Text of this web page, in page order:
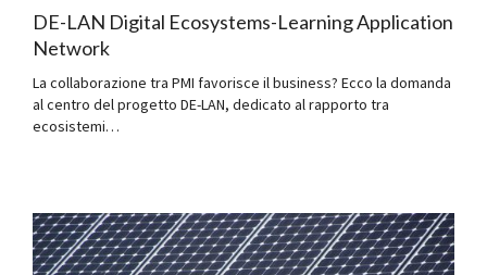
DE-LAN Digital Ecosystems-Learning Application
Network
La collaborazione tra PMI favorisce il business? Ecco la domanda
al centro del progetto DE-LAN, dedicato al rapporto tra
ecosistemi…